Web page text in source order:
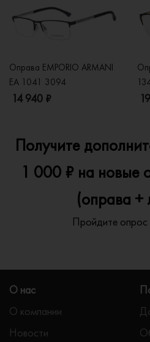
Оправа EMPORIO ARMANI
EA 1041 3094
14 940 ₽
Получите
1 000 ₽ на новые
(оправа +
Пройдите опрос
О нас
О компании
Новости